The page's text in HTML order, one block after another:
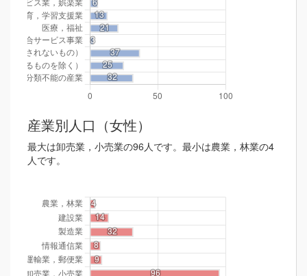
産業別人口（女性）
最大は卸売業，小売業の96人です。最小は農業，林業の4
人です。